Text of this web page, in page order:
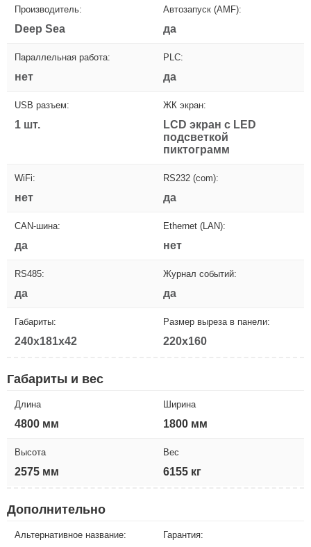
Производитель:
Deep Sea
Автозапуск (AMF):
да
Параллельная работа:
нет
PLC:
да
USB разъем:
1 шт.
ЖК экран:
LCD экран с LED
подсветкой
пиктограмм
WiFi:
нет
RS232 (com):
да
CAN-шина:
да
Ethernet (LAN):
нет
RS485:
да
Журнал событий:
да
Габариты:
240x181x42
Размер выреза в панели:
220x160
Габариты и вес
Длина
4800 мм
Ширина
1800 мм
Высота
2575 мм
Вес
6155 кг
Дополнительно
Альтернативное название: Гарантия: